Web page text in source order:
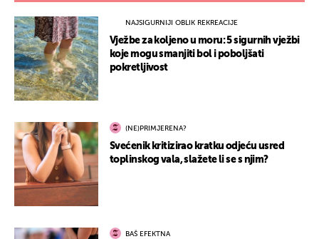
NAJSIGURNIJI OBLIK REKREACIJE
Vježbe za koljeno u moru: 5 sigurnih vježbi
koje mogu smanjiti bol i poboljšati
pokretljivost
(NE)PRIMJERENA?
Svećenik kritizirao kratku odjeću usred
toplinskog vala, slažete li se s njim?
BAŠ EFEKTNA